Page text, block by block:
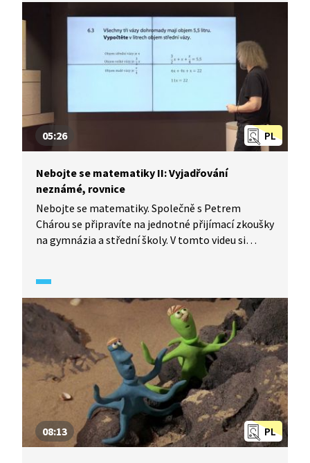
PL
05:26
Nebojte se matematiky II: Vyjadřování
neznámé, rovnice
Nebojte se matematiky. Společně s Petrem
Chárou se připravíte na jednotné přijímací zkoušky
na gymnázia a střední školy. V tomto videu si
II byl natáčen v Magenta Experience Center.
PL
08:13